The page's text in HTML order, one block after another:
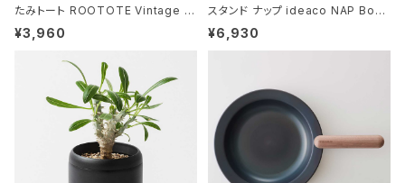
たみトート ROOTOTE Vintage P
EANUTS ROO-shopper mid 84
ド.ピーナッツ-0P 3Dグラス
¥3,960
スタンド ナップ ideaco NAP Book
stand ブラウン
¥6,930